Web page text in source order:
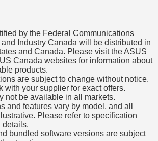
by the Federal Communications
Industry Canada will be distributed in
and Canada. Please visit the ASUS
Canada websites for information about
products.
are subject to change without notice.
with your supplier for exact offers.
not be available in all markets.
and features vary by model, and all
Please refer to specification
details.
bundled software versions are subject